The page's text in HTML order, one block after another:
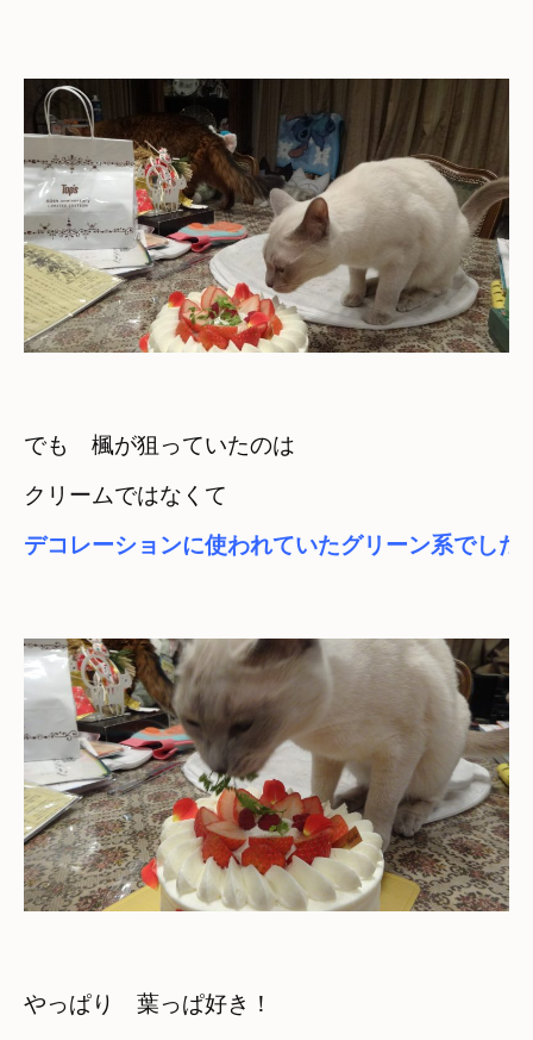
でも　楓が狙っていたのは
クリームではなくて
デコレーションに使われていたグリーン系でした
やっぱり　葉っぱ好き！